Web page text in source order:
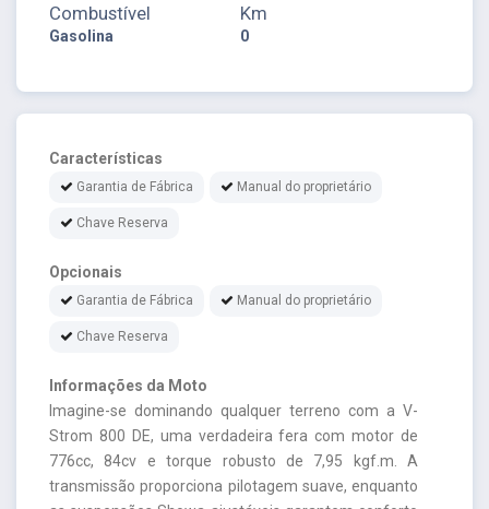
Combustível
Gasolina
Km
0
Características
Garantia de Fábrica Manual do proprietário
Chave Reserva
Opcionais
Garantia de Fábrica Manual do proprietário
Chave Reserva
Informações da Moto
Imagine-se dominando qualquer terreno com a V-
Strom 800 DE, uma verdadeira fera com motor de
776cc, 84cv e torque robusto de 7,95 kgf.m. A
transmissão proporciona pilotagem suave, enquanto